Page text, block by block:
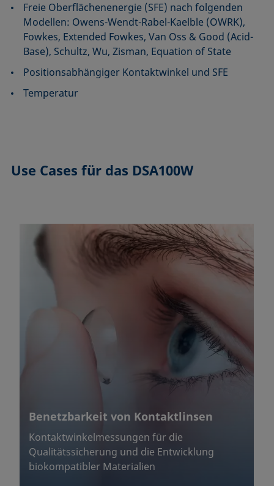
Freie Oberflächenenergie (SFE) nach folgenden
Modellen: Owens-Wendt-Rabel-Kaelble (OWRK),
Fowkes, Extended Fowkes, Van Oss & Good (Acid-
Base), Schultz, Wu, Zisman, Equation of State
Positionsabhängiger Kontaktwinkel und SFE
Temperatur
Use Cases für das DSA100W
Benetzbarkeit von Kontaktlinsen
Kontaktwinkelmessungen für die
Qualitätssicherung und die Entwicklung
biokompatibler Materialien